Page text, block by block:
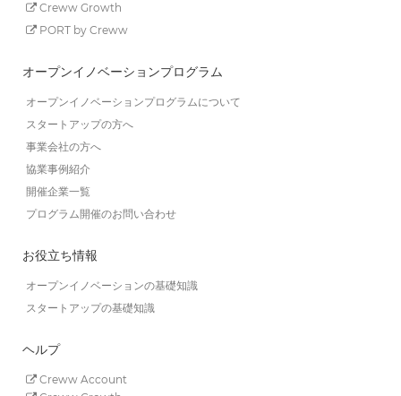
Creww Growth
PORT by Creww
オープンイノベーションプログラム
オープンイノベーションプログラムについて
スタートアップの方へ
事業会社の方へ
協業事例紹介
開催企業一覧
プログラム開催のお問い合わせ
お役立ち情報
オープンイノベーションの基礎知識
スタートアップの基礎知識
ヘルプ
Creww Account